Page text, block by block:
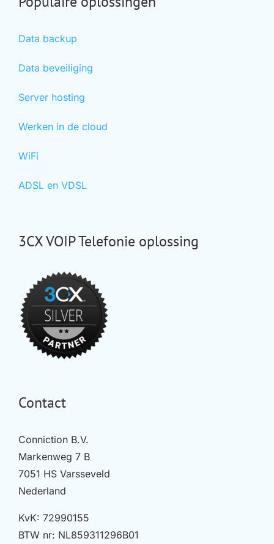
Data backup
Data beveiliging
Server hosting
Werken in de cloud
WiFi
ADSL en VDSL
3CX VOIP Telefonie oplossing
Contact
Conniction B.V.
Markenweg 7 B
7051 HS Varsseveld
Nederland
KvK: 72990155
BTW nr: NL859311296B01